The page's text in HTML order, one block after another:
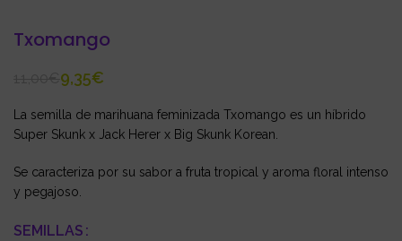
Txomango
9,35€
La semilla de marihuana feminizada Txomango es un híbrido
Super Skunk x Jack Herer x Big Skunk Korean.
Se caracteriza por su sabor a fruta tropical y aroma floral intenso
y pegajoso.
SEMILLAS